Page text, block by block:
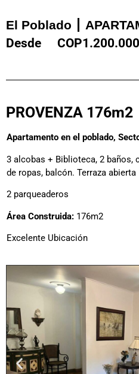
El Poblado
Desde COP
PROVENZA 176m2
Apartamento en el poblado,
3 alcobas + Biblioteca, 2 baños,
de ropas, balcón. Terraza abierta
2 parqueaderos
Área Construida: 176m2
Excelente Ubicación